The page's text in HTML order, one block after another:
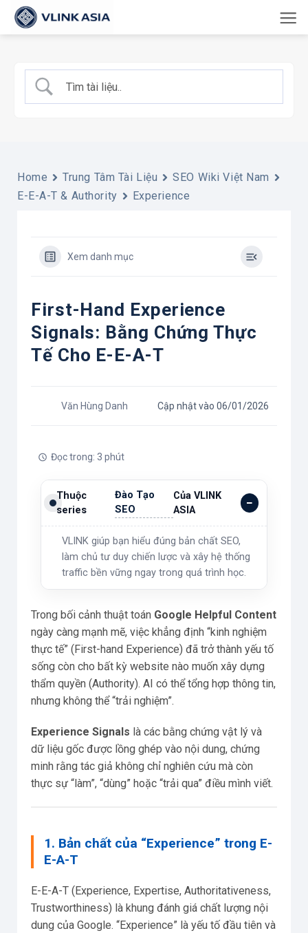
qua
dung
Home Trung Tâm Tài Liệu
SEO Wiki Việt Nam
E-E-A-T & Authority
Experience
Xem danh mục
First-Hand Experience
Signals: Bằng Chứng Thực
Tế Cho E-E-A-T
Văn Hùng Danh Cập nhật vào 06/01/2026
Đọc trong: 3 phút
Thuộc
series
Đào Tạo
SEO
Của VLINK
ASIA
VLINK giúp bạn hiểu đúng bản chất SEO,
làm chủ tư duy chiến lược và xây hệ thống
traffic bền vững ngay trong quá trình học.
Trong bối cảnh thuật toán Google Helpful Content
ngày càng mạnh mẽ, việc khẳng định “kinh nghiệm
thực tế” (First-hand Experience) đã trở thành yếu tố
sống còn cho bất kỳ website nào muốn xây dựng
thẩm quyền (Authority). AI có thể tổng hợp thông tin,
nhưng không thể “trải nghiệm”.
Experience Signals là các bằng chứng vật lý và
dữ liệu gốc được lồng ghép vào nội dung, chứng
minh rằng tác giả không chỉ nghiên cứu mà còn
thực sự “làm”, “dùng” hoặc “trải qua” điều mình viết.
1. Bản chất của “Experience” trong E-
E-A-T
E-E-A-T (Experience, Expertise, Authoritativeness,
Trustworthiness) là khung đánh giá chất lượng nội
dung của Google. “Experience” là yếu tố đầu tiên và